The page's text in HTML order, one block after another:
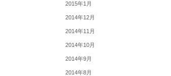
2015年1月
2014年12月
2014年11月
2014年10月
2014年9月
2014年8月